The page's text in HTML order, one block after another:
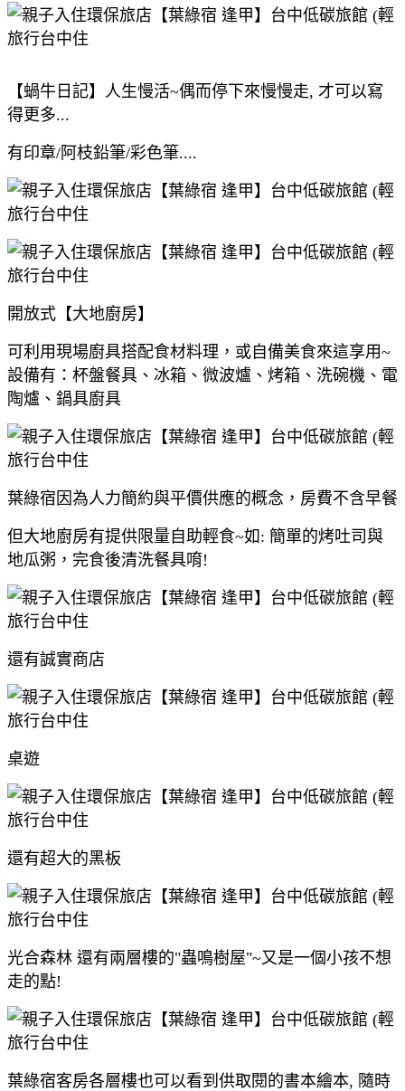
【蝸牛日記】人生慢活~偶而停下來慢慢走, 才可以寫
得更多...
有印章/阿枝鉛筆/彩色筆....
開放式【大地廚房】
可利用現場廚具搭配食材料理，或自備美食來這享用~
設備有：杯盤餐具、冰箱、微波爐、烤箱、洗碗機、電
陶爐、鍋具廚具
葉綠宿因為人力簡約與平價供應的概念，房費不含早餐
但大地廚房有提供限量自助輕食~如: 簡單的烤吐司與
地瓜粥，完食後清洗餐具唷!
還有誠實商店
桌遊
還有超大的黑板
光合森林 還有兩層樓的"蟲鳴樹屋"~又是一個小孩不想
走的點!
葉綠宿客房各層樓也可以看到供取閱的書本繪本, 隨時